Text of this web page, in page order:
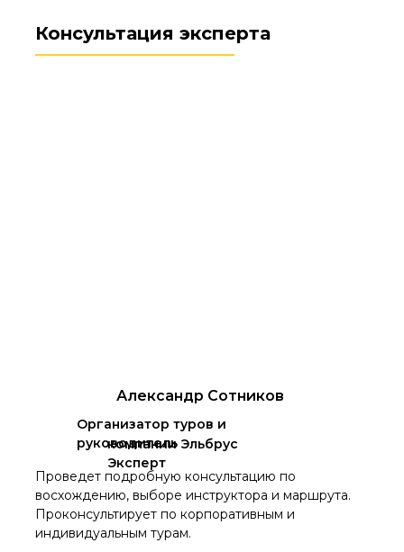
Консультация эксперта
Проведет подробную консультацию по
восхождению, выборе инструктора и маршрута.
Проконсультирует по корпоративным и
индивидуальным турам.
Организатор туров и
руководитель
Александр Сотников
компании Эльбрус
Эксперт